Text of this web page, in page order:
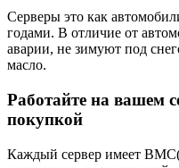
Серверы это как
годами. В отличие от
аварии, не зимуют под
масло.
Работайте на вашем
покупкой
Каждый сервер имеет